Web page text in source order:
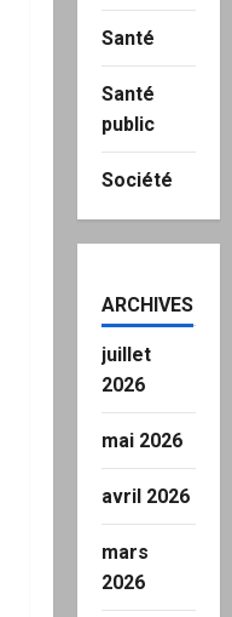
Santé
Santé
public
Société
ARCHIVES
juillet
2026
mai 2026
avril 2026
mars
2026